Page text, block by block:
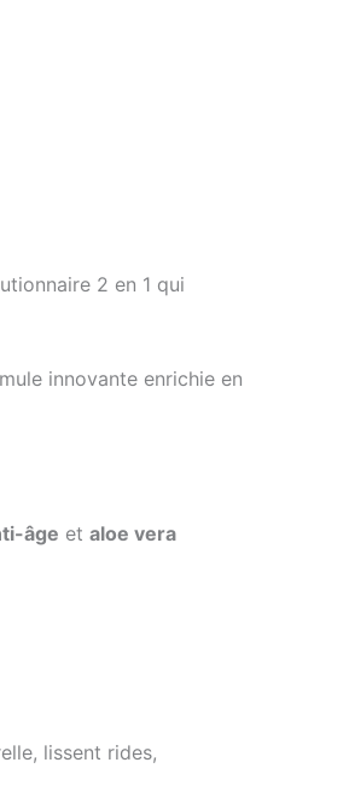
2 en 1 qui
innovante enrichie en
âge et aloe vera
lissent rides,